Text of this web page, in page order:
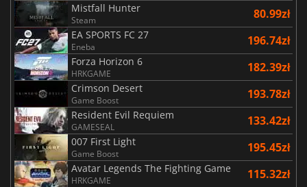
Mistfall Hunter
Steam 80.99zł
EA SPORTS FC 27
Eneba 196.74zł
Forza Horizon 6
HRKGAME 182.39zł
Crimson Desert
Game Boost 193.78zł
Resident Evil Requiem
GAMESEAL 133.42zł
007 First Light
Game Boost 195.45zł
Avatar Legends The Fighting Game
HRKGAME 115.32zł